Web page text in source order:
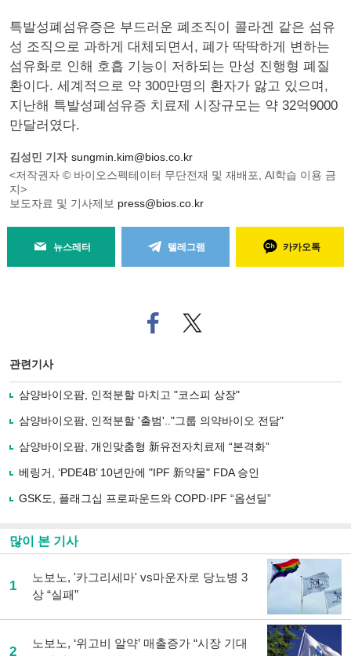
특발성폐섬유증은 부드러운 폐조직이 콜라겐 같은 섬유
성 조직으로 과하게 대체되면서, 폐가 딱딱하게 변하는
섬유화로 인해 호흡 기능이 저하되는 만성 진행형 폐질
환이다. 세계적으로 약 300만명의 환자가 앓고 있으며,
지난해 특발성폐섬유증 치료제 시장규모는 약 32억9000
만달러였다.
김성민 기자 sungmin.kim@bios.co.kr
<저작권자 © 바이오스펙테이터 무단전재 및 재배포, AI학습 이용 금
지>
보도자료 및 기사제보 press@bios.co.kr
뉴스레터 텔레그램 카카오톡
페
이
로
기
사
유
기
트위
터로
관련기사
삼양바이오팜, 인적분할 마치고 "코스피 상장"
삼양바이오팜, 인적분할 '출범'.."그룹 의약바이오 전담"
삼양바이오팜, 개인맞춤형 新유전자치료제 “본격화”
베링거, ‘PDE4B’ 10년만에 "IPF 新약물" FDA 승인
GSK도, 플래그십 프로파운드와 COPD·IPF “옵션딜”
많이 본 기사
1
노보노, '카그리세마' vs마운자로 당뇨병 3
상 “실패”
2
노보노, ‘위고비 알약’ 매출증가 “시장 기대